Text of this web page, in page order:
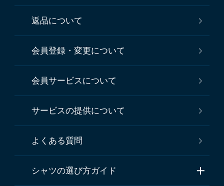
返品について
会員登録・変更について
会員サービスについて
サービスの提供について
よくある質問
シャツの選び方ガイド